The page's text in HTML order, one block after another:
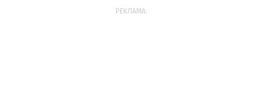
РЕКЛАМА: